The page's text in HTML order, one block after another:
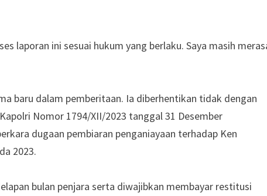
laporan ini sesuai hukum yang berlaku. Saya masih
baru dalam pemberitaan. Ia diberhentikan tidak dengan
Nomor 1794/XII/2023 tanggal 31 Desember
dugaan pembiaran penganiayaan terhadap Ken
2023.
bulan penjara serta diwajibkan membayar restitusi